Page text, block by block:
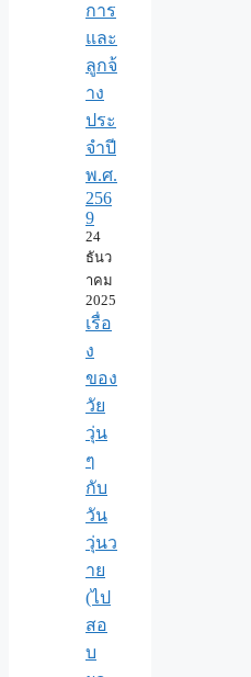
การ
และ
ลูกจ้
าง
ประ
จำปี
พ.ศ.​
256
9
24
ธันว
าคม
2025
เรื่อ
ง
ของ
วัย
วุ่น
ๆ
กับ
วัน
วุ่นว
าย
(ไป
สอ
บ